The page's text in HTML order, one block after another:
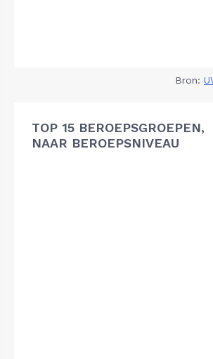
Bron:
TOP 15 BEROEPSGROEPEN,
NAAR BEROEPSNIVEAU